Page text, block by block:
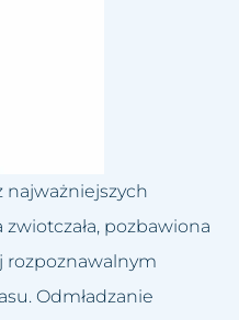
nos
i brwi
różowatego
najważniejszych
pozbawiona
rozpoznawalnym
Odmładzanie